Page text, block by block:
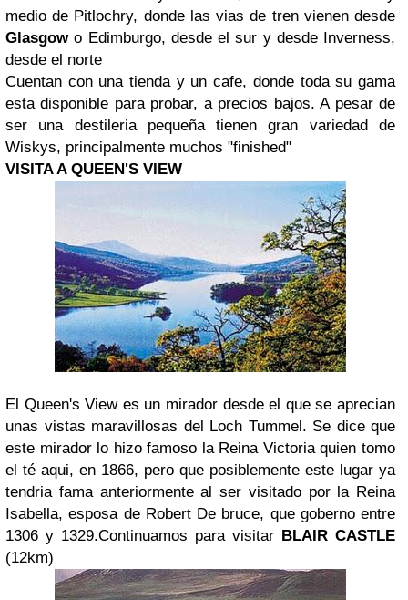
medio de Pitlochry, donde las vias de tren vienen desde
Glasgowo Edimburgo, desde el sur y desde Inverness,
desde el norte
Cuentan con una tienda y un cafe, donde toda su gama
esta disponible para probar, a precios bajos. A pesar de
ser una destileria pequeña tienen gran variedad de
Wiskys, principalmente muchos "finished"
VISITA A QUEEN'S VIEW
El Queen's View es un mirador desde el que se aprecian
unas vistas maravillosas del Loch Tummel. Se dice que
este mirador lo hizo famoso la Reina Victoria quien tomo
el té aqui, en 1866, pero que posiblemente este lugar ya
tendria fama anteriormente al ser visitado por la Reina
Isabella, esposa de Robert De bruce, que goberno entre
1306 y 1329.Continuamos para visitar BLAIR CASTLE
(12km)